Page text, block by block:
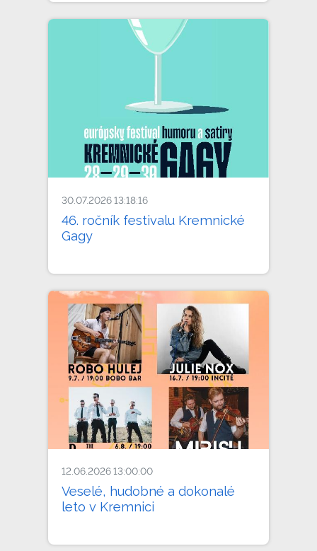
30.07.2026 13:18:16
46. ročník festivalu Kremnické
Gagy
12.06.2026 13:00:00
Veselé, hudobné a dokonalé
leto v Kremnici